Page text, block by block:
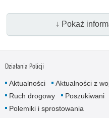
↓ Pokaż
Działania Policji
Aktualności Aktualności z
Ruch drogowy
Poszukiwani
Polemiki i sprostowania